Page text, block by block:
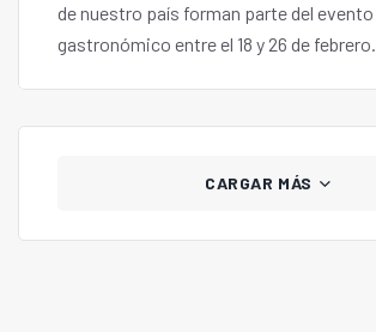
de nuestro país forman parte del evento
gastronómico entre el 18 y 26 de febrero.
CARGAR MÁS